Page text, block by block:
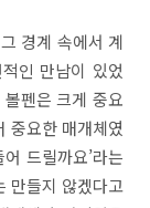
그 경계 속에서 계
인 만남이 있었
볼펜은 크게 중요
중요한 매개체였
어 드릴까요’라는
만들지 않겠다고